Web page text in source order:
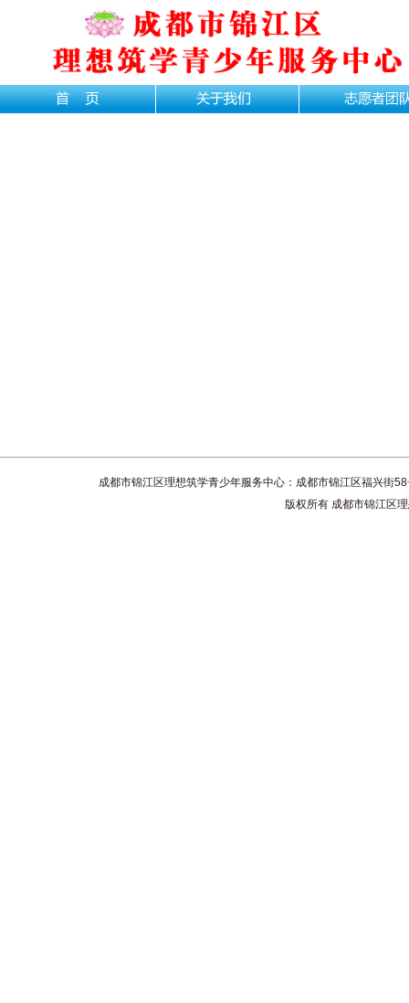
成都市锦江区理想筑学青少年服务中心：成都市锦江区福兴
版权所有 成都市锦江区